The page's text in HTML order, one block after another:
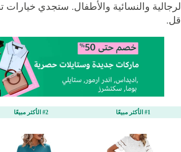
الرجالية والنسائية والأطفال. ستجدي
أقل.
#1 الأكثر مبيعًا #2 الأكثر مبيعًا